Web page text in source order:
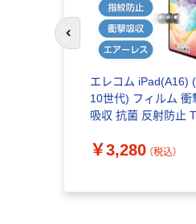
エレコム iPad(A16)
10世代) フィルム 衝
吸収 抗菌 反射防止
￥3,280 （税込）
前のスライドへ